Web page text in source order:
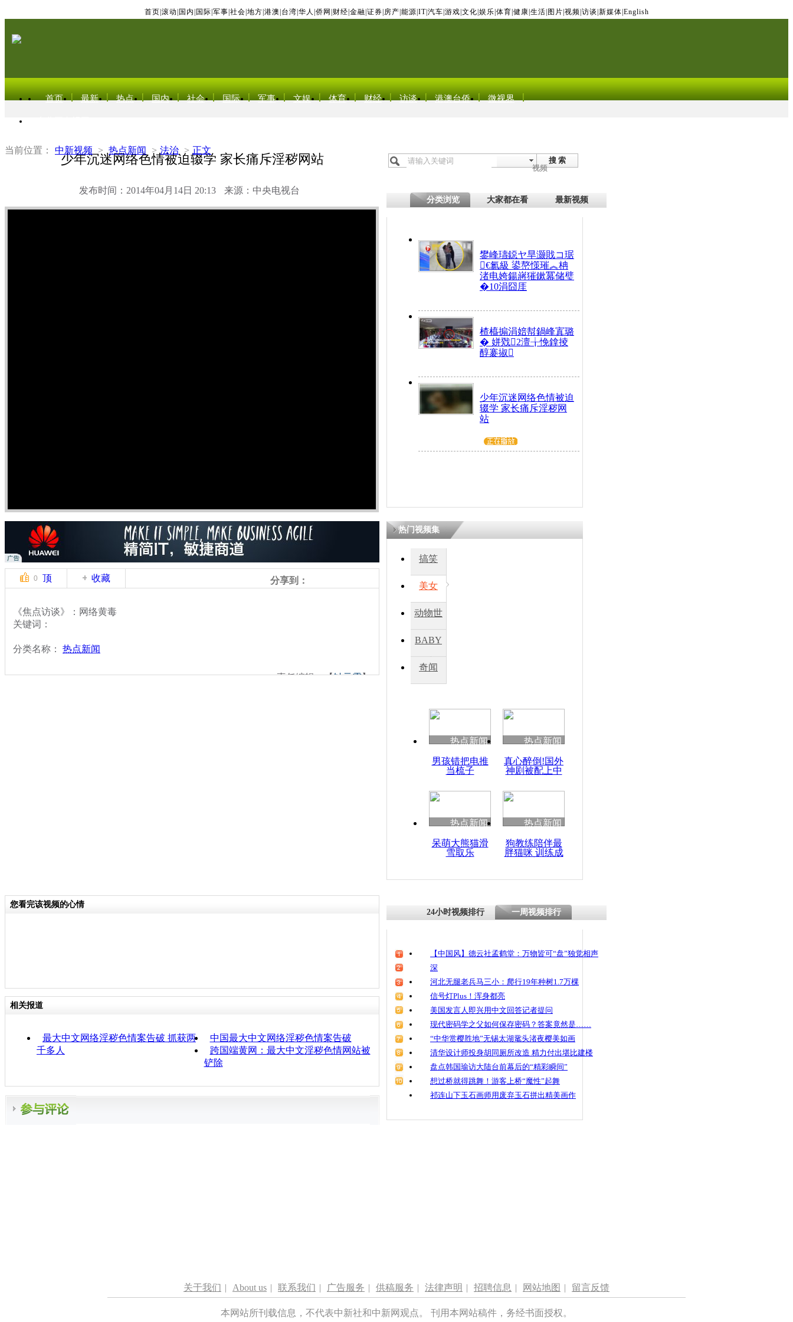
首页 滚动 国内 国际 军事 社会 地方 港澳 台湾 华人 侨网 财经 金融 证券 房产 能源 IT| 汽车 游戏 文化 娱乐 体育 健康 生活 图片 视频 访谈 新媒体 English
首页 最新 热点 国内 社会 国际 军事 文娱 体育 财经 访谈 港澳台侨 微视界
当前位置： 中新视频 > 热点新闻 > 法治 > 正文
少年沉迷网络色情被迫辍学 家长痛斥淫秽网站
发布时间：2014年04月14日 20:13 来源：中央电视台
搜 索
视频
分类浏览 大家都在看 最新视频
鐢峰瓙鐚ヤ旱灏戝コ琚
€氱級 鍙嶅憡璀︽柟
渚电姱鍚嶈獕鏉冪储璧
�10涓囧厓
楂橀搧涓婄幇鍋峰寘璐
� 姘戣2澶╁悗鎿掕
醇褰掓
少年沉迷网络色情被迫
辍学 家长痛斥淫秽网
站
0 顶 收藏 分享到：
《焦点访谈》：网络黄毒
关键词：
分类名称： 热点新闻
责任编辑：【钟元霞】
热门视频集
搞笑
美女
动物世
BABY
秀
奇闻
热点新闻
男孩错把电推
当梳子
热点新闻
真心醉倒!国外
神剧被配上中
热点新闻
呆萌大熊猫滑
雪取乐
热点新闻
狗教练陪伴最
胖猫咪 训练成
您看完该视频的心情
相关报道
最大中文网络淫秽色情案告破 抓获两
千多人
中国最大中文网络淫秽色情案告破
跨国端黄网：最大中文淫秽色情网站被
铲除
24小时视频排行 一周视频排行
【中国风】德云社孟鹤堂：万物皆可“盘”独觉相声
深
河北无腿老兵马三小：爬行19年种树1.7万棵
信号灯Plus！浑身都亮
美国发言人即兴用中文回答记者提问
现代密码学之父如何保存密码？答案竟然是……
“中华赏樱胜地”无锡太湖鼋头渚夜樱美如画
清华设计师投身胡同厕所改造 精力付出堪比建楼
盘点韩国瑜访大陆台前幕后的“精彩瞬间”
想过桥就得跳舞！游客上桥“魔性”起舞
祁连山下玉石画师用废弃玉石拼出精美画作
关于我们 | About us | 联系我们 | 广告服务 | 供稿服务 | 法律声明 | 招聘信息 | 网站地图 | 留言反馈
本网站所刊载信息，不代表中新社和中新网观点。 刊用本网站稿件，务经书面授权。